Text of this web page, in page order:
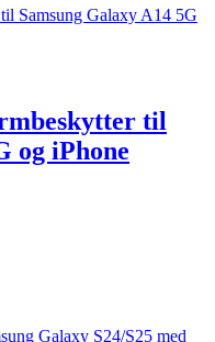
til
og iPhone